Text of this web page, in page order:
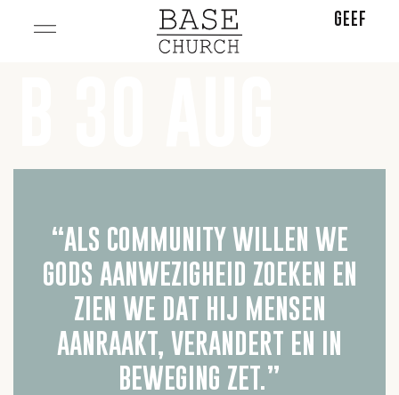
GEEF
“ALS COMMUNITY WILLEN WE
GODS AANWEZIGHEID ZOEKEN EN
ZIEN WE DAT HIJ MENSEN
AANRAAKT, VERANDERT EN IN
BEWEGING ZET.”